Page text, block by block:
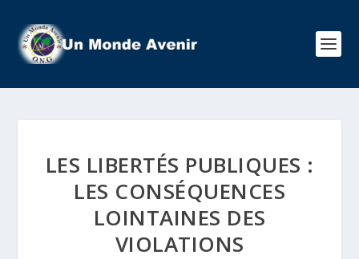
LES LIBERTÉS PUBLIQUES :
LES CONSÉQUENCES
LOINTAINES DES
VIOLATIONS